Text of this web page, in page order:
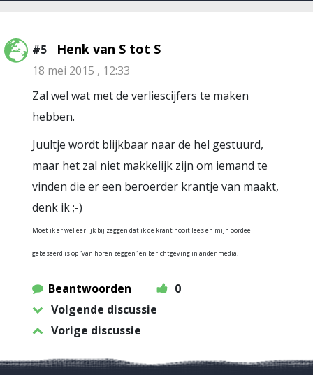
#5 Henk van S tot S
18 mei 2015 , 12:33
Zal wel wat met de verliescijfers te maken
hebben.
Juultje wordt blijkbaar naar de hel gestuurd,
maar het zal niet makkelijk zijn om iemand te
vinden die er een beroerder krantje van maakt,
denk ik ;-)
Moet ik er wel eerlijk bij zeggen dat ik de krant nooit lees en mijn oordeel
gebaseerd is op “van horen zeggen” en berichtgeving in ander media.
Beantwoorden
0
Volgende discussie
Vorige discussie